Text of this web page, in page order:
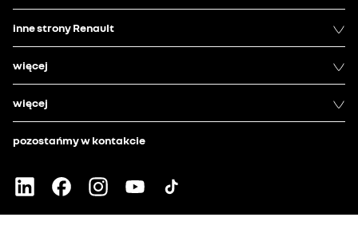
inne strony Renault
więcej
więcej
pozostańmy w kontakcie